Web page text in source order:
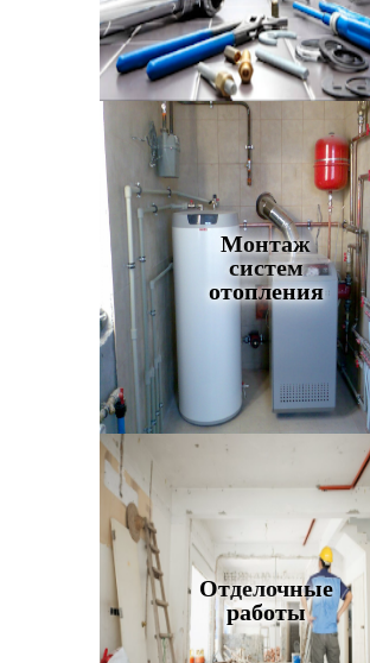
Монтаж
систем
отопления
Отделочные
работы